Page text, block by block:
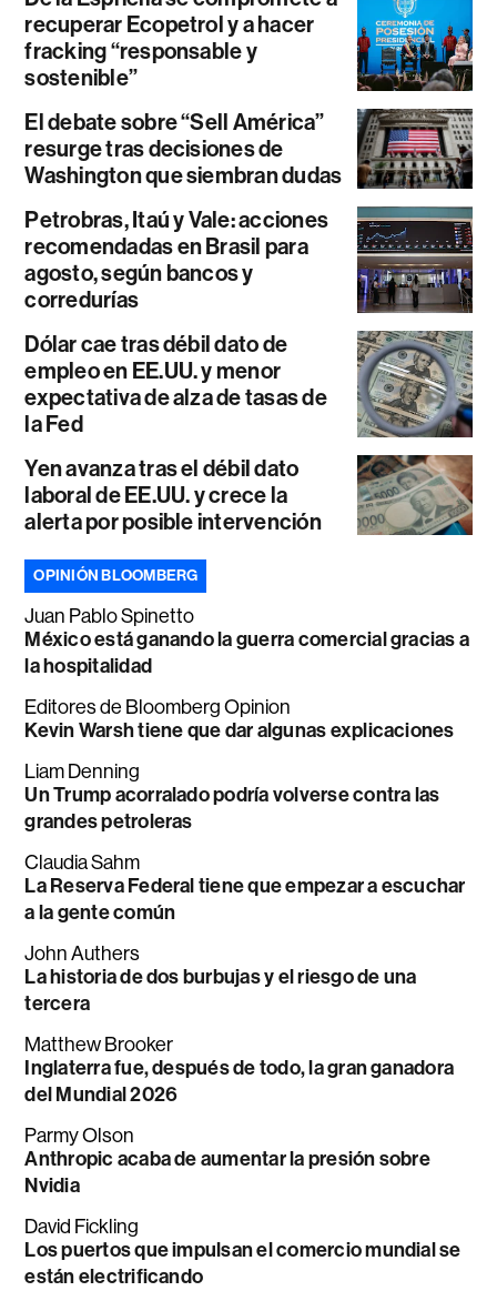
recuperar Ecopetrol y a hacer
fracking “responsable y
sostenible”
El debate sobre “Sell América”
resurge tras decisiones de
Washington que siembran dudas
Petrobras, Itaú y Vale: acciones
recomendadas en Brasil para
agosto, según bancos y
corredurías
Dólar cae tras débil dato de
empleo en EE.UU. y menor
expectativa de alza de tasas de
la Fed
Yen avanza tras el débil dato
laboral de EE.UU. y crece la
alerta por posible intervención
OPINIÓN BLOOMBERG
Juan Pablo Spinetto
México está ganando la guerra comercial gracias a
la hospitalidad
Editores de Bloomberg Opinion
Kevin Warsh tiene que dar algunas explicaciones
Liam Denning
Un Trump acorralado podría volverse contra las
grandes petroleras
Claudia Sahm
La Reserva Federal tiene que empezar a escuchar
a la gente común
John Authers
La historia de dos burbujas y el riesgo de una
tercera
Matthew Brooker
Inglaterra fue, después de todo, la gran ganadora
del Mundial 2026
Parmy Olson
Anthropic acaba de aumentar la presión sobre
Nvidia
David Fickling
Los puertos que impulsan el comercio mundial se
están electrificando